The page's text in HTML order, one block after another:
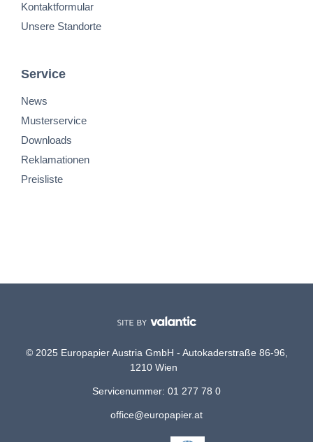
Kontaktformular
Unsere Standorte
Service
News
Musterservice
Downloads
Reklamationen
Preisliste
© 2025 Europapier Austria GmbH - Autokaderstraße 86-96,
1210 Wien
Servicenummer: 01 277 78 0
office@europapier.at